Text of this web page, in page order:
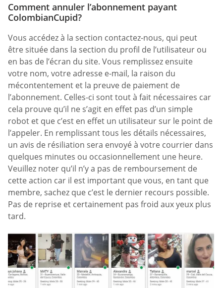
Comment annuler l’abonnement payant
ColombianCupid?
Vous accédez à la section contactez-nous, qui peut
être située dans la section du profil de l’utilisateur ou
en bas de l’écran du site. Vous remplissez ensuite
votre nom, votre adresse e-mail, la raison du
mécontentement et la preuve de paiement de
l’abonnement. Celles-ci sont tout à fait nécessaires car
cela prouve qu’il ne s’agit en effet pas d’un simple
robot et que c’est en effet un utilisateur sur le point de
l’appeler. En remplissant tous les détails nécessaires,
un avis de résiliation sera envoyé à votre courrier dans
quelques minutes ou occasionnellement une heure.
Veuillez noter qu’il n’y a pas de remboursement de
cette action car il est important que vous, en tant que
membre, sachez que c’est le dernier recours possible.
Pas de reprise et certainement pas froid aux yeux plus
tard.